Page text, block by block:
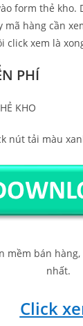
form thẻ kho.
mã hàng cần
click xem là
PHÍ
KHO
nút tải màu
mềm bán
nhất.
Click